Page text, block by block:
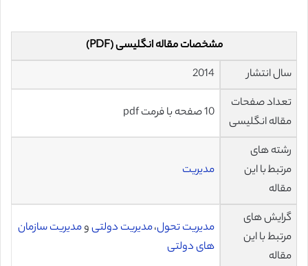
مشخصات مقاله انگلیسی (PDF)
سال انتشار
2014
تعداد صفحات
مقاله انگلیسی
10 صفحه با فرمت pdf
رشته های
مرتبط با این
مقاله
مدیریت
گرایش های
مرتبط با این
مقاله
مدیریت تحول،مدیریت دولتیومدیریت سازمان
های دولتی